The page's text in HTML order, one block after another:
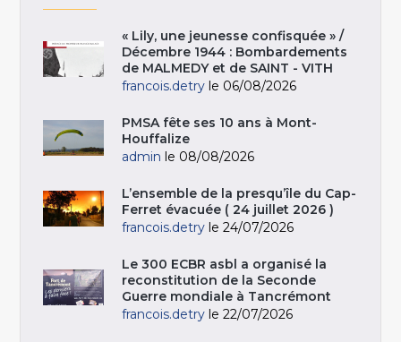
« Lily, une jeunesse confisquée » /
Décembre 1944 : Bombardements
de MALMEDY et de SAINT - VITH
francois.detry le 06/08/2026
PMSA fête ses 10 ans à Mont-
Houffalize
admin le 08/08/2026
L’ensemble de la presqu’île du Cap-
Ferret évacuée ( 24 juillet 2026 )
francois.detry le 24/07/2026
Le 300 ECBR asbl a organisé la
reconstitution de la Seconde
Guerre mondiale à Tancrémont
francois.detry le 22/07/2026